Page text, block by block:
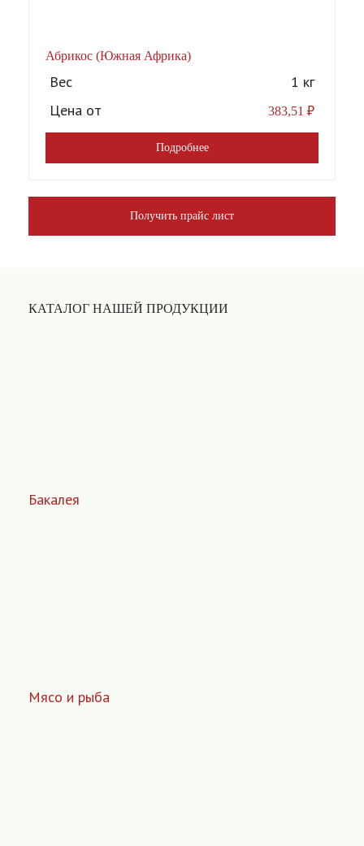
Абрикос (Южная Африка)
Вес
1 кг
Цена от
383,51 ₽
Подробнее
Получить прайс лист
КАТАЛОГ НАШЕЙ ПРОДУКЦИИ
Бакалея
Мясо и рыба